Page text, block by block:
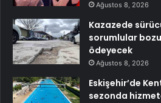
Ağustos 8, 2026
Kazazede
sorumlular
ödeyecek
Ağustos 8, 2026
Eskişehir’de
sezonda